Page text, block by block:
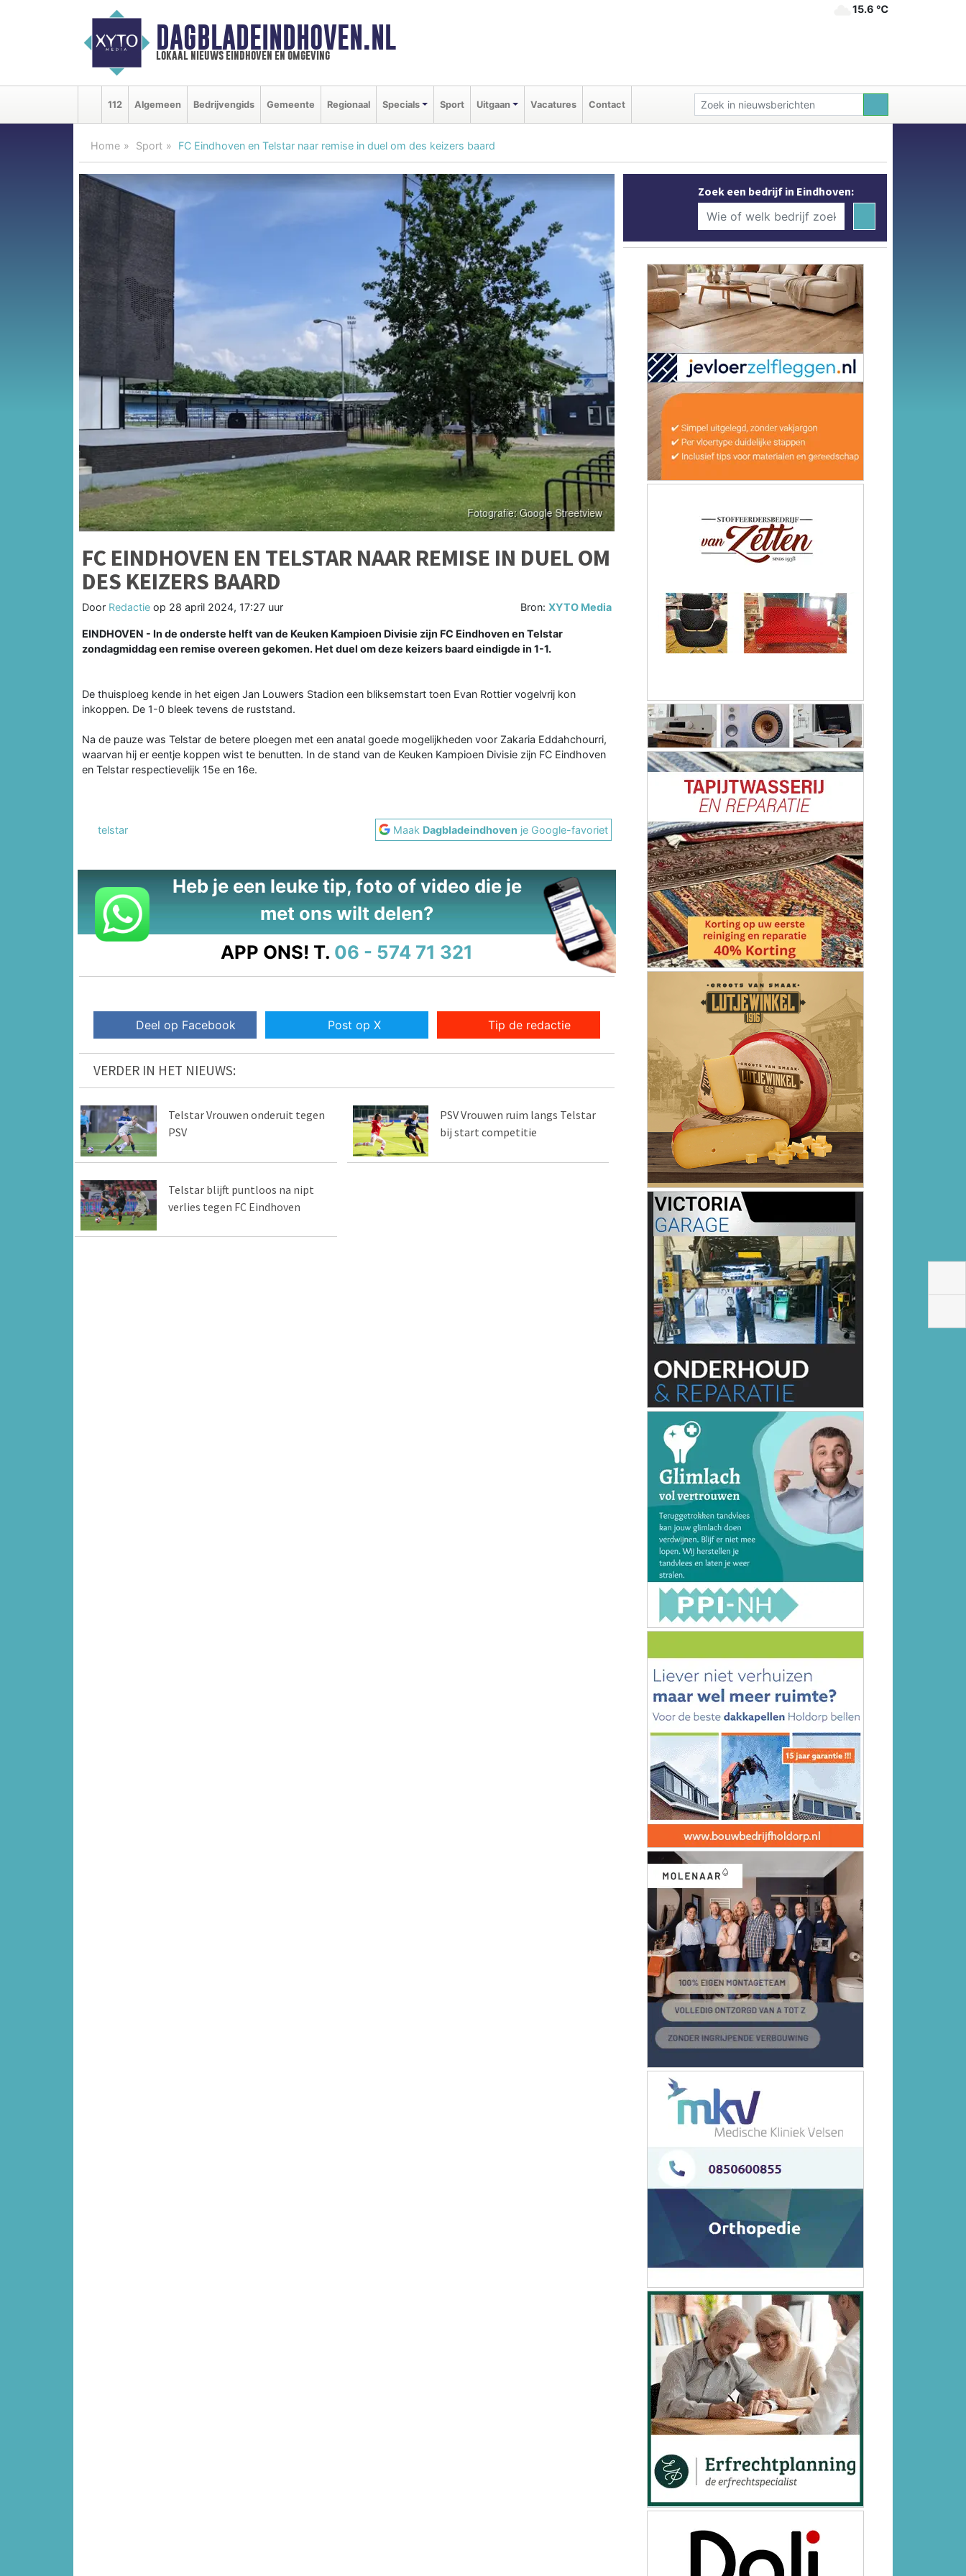
DAGBLADEINDHOVEN.NL
lokaal nieuws eindhoven en omgeving
15.6 ℃
112 Algemeen Bedrijvengids Gemeente Regionaal Specials Sport Uitgaan Vacatures Contact
Home Sport FC Eindhoven en Telstar naar remise in duel om des keizers baard
FC EINDHOVEN EN TELSTAR NAAR REMISE IN DUEL OM
DES KEIZERS BAARD
Door Redactie op 28 april 2024, 17:27 uur Bron:XYTO Media
EINDHOVEN - In de onderste helft van de Keuken Kampioen Divisie zijn FC Eindhoven en Telstar
zondagmiddag een remise overeen gekomen. Het duel om deze keizers baard eindigde in 1-1.
De thuisploeg kende in het eigen Jan Louwers Stadion een bliksemstart toen Evan Rottier vogelvrij kon
inkoppen. De 1-0 bleek tevens de ruststand.
Na de pauze was Telstar de betere ploegen met een anatal goede mogelijkheden voor Zakaria Eddahchourri,
waarvan hij er eentje koppen wist te benutten. In de stand van de Keuken Kampioen Divisie zijn FC Eindhoven
en Telstar respectievelijk 15e en 16e.
telstar Maak Dagbladeindhoven je Google-favoriet
Heb je een leuke tip, foto of video die je
met ons wilt delen?
APP ONS! T. 06 - 574 71 321
Deel op Facebook Post op X Tip de redactie
VERDER IN HET NIEUWS:
Telstar Vrouwen onderuit tegen
PSV
PSV Vrouwen ruim langs Telstar
bij start competitie
Telstar blijft puntloos na nipt
verlies tegen FC Eindhoven
Zoek een bedrijf in Eindhoven: